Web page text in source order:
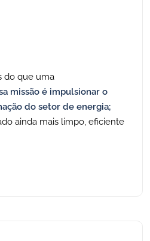
do que uma
missão é impulsionar o
do setor de energia;
ainda mais limpo, eficiente